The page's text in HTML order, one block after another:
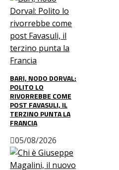
BARI, NODO DORVAL:
POLITO LO
RIVORREBBE COME
POST FAVASULI, IL
TERZINO PUNTA LA
FRANCIA
05/08/2026